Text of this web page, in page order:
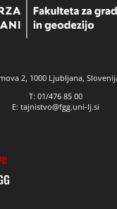
2, 1000 Ljubljana,
T: 01/476 85 00
E: tajnistvo@fgg.uni-lj.si